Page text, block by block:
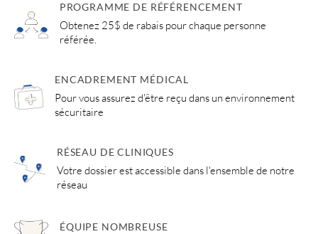
PROGRAMME DE RÉFÉRENCEMENT
Obtenez 25$ de rabais pour chaque personne
référée.
ENCADREMENT MÉDICAL
Pour vous assurez d'être reçu dans un environnement
sécuritaire
RÉSEAU DE CLINIQUES
Votre dossier est accessible dans l'ensemble de notre
réseau
ÉQUIPE NOMBREUSE